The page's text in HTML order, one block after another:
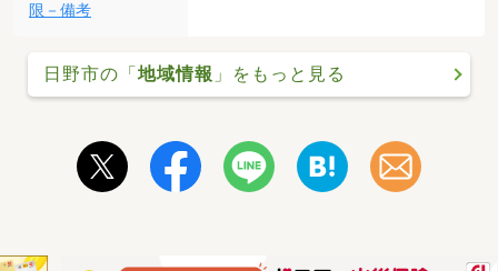
限－備考
日野市の「地域情報 」をもっと見る